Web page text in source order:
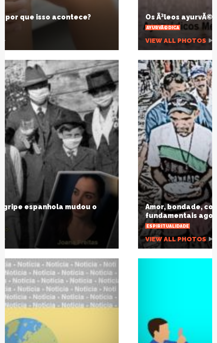
Os Ã³leos ayurvÃ©dicos medicinais III
AYURVÃ©DICA
Amor, bondade, compaixÃ£o: sentimentos
fundamentais agora e sempre
VIEW ALL PHOTOS